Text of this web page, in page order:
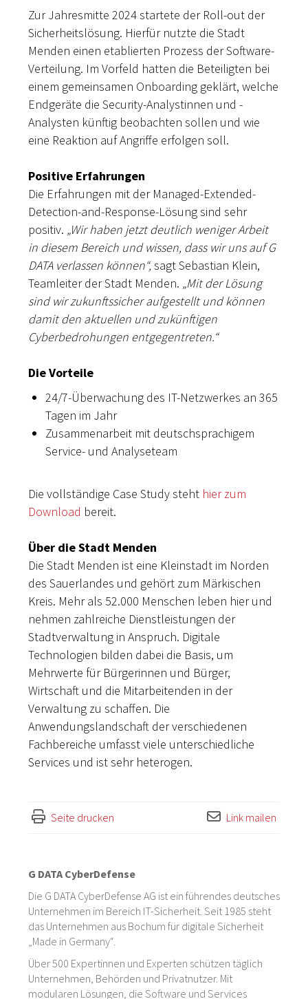
Zur Jahresmitte 2024 startete der Roll-out der
Sicherheitslösung. Hierfür nutzte die Stadt
Menden einen etablierten Prozess der Software-
Verteilung. Im Vorfeld hatten die Beteiligten bei
einem gemeinsamen Onboarding geklärt, welche
Endgeräte die Security-Analystinnen und -
Analysten künftig beobachten sollen und wie
eine Reaktion auf Angriffe erfolgen soll.
Positive Erfahrungen
Die Erfahrungen mit der Managed-Extended-
Detection-and-Response-Lösung sind sehr
positiv. „Wir haben jetzt deutlich weniger Arbeit
in diesem Bereich und wissen, dass wir uns auf G
DATA verlassen können“,sagt Sebastian Klein,
Teamleiter der Stadt Menden. „Mit der Lösung
sind wir zukunftssicher aufgestellt und können
damit den aktuellen und zukünftigen
Cyberbedrohungen entgegentreten.“
Die Vorteile
24/7-Überwachung des IT-Netzwerkes an 365
Tagen im Jahr
Zusammenarbeit mit deutschsprachigem
Service- und Analyseteam
Die vollständige Case Study steht hier zum
Download bereit.
Über die Stadt Menden
Die Stadt Menden ist eine Kleinstadt im Norden
des Sauerlandes und gehört zum Märkischen
Kreis. Mehr als 52.000 Menschen leben hier und
nehmen zahlreiche Dienstleistungen der
Stadtverwaltung in Anspruch. Digitale
Technologien bilden dabei die Basis, um
Mehrwerte für Bürgerinnen und Bürger,
Wirtschaft und die Mitarbeitenden in der
Verwaltung zu schaffen. Die
Anwendungslandschaft der verschiedenen
Fachbereiche umfasst viele unterschiedliche
Services und ist sehr heterogen.
Seite drucken Link mailen
G DATA CyberDefense
Die G DATA CyberDefense AG ist ein führendes deutsches
Unternehmen im Bereich IT-Sicherheit. Seit 1985 steht
das Unternehmen aus Bochum für digitale Sicherheit
„Made in Germany“.
Über 500 Expertinnen und Experten schützen täglich
Unternehmen, Behörden und Privatnutzer. Mit
modularen Lösungen, die Software und Services